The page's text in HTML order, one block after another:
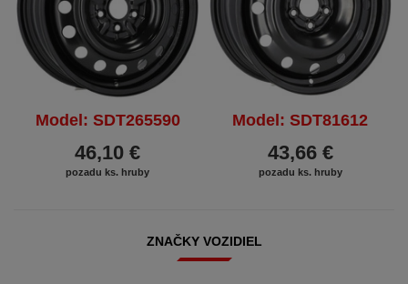
Model: SDT265590
46,10 €
pozadu ks. hruby
Model: SDT81612
43,66 €
pozadu ks. hruby
ZNAČKY VOZIDIEL